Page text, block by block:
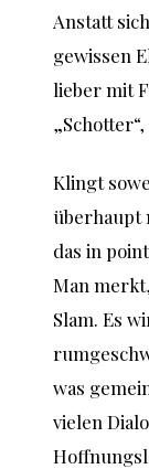
Anstatt
gewissen
lieber mit
Klingt
überhaupt
das in
Man
Slam. Es
was
vielen